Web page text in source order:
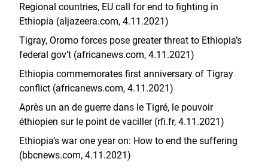
Regional countries, EU call for end to fighting in
Ethiopia (aljazeera.com, 4.11.2021)
Tigray, Oromo forces pose greater threat to Ethiopia’s
federal gov’t (africanews.com, 4.11.2021)
Ethiopia commemorates first anniversary of Tigray
conflict (africanews.com, 4.11.2021)
Après un an de guerre dans le Tigré, le pouvoir
éthiopien sur le point de vaciller (rfi.fr, 4.11.2021)
Ethiopia’s war one year on: How to end the suffering
(bbcnews.com, 4.11.2021)